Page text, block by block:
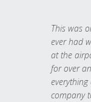
This was
ever had
at the
for over
company